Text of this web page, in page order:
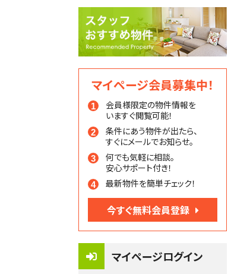
マイページ会員募集中！
会員様限定の物件情報を
いますぐ閲覧可能！
条件にあう物件が出たら、
すぐにメールでお知らせ。
何でも気軽に相談。
安心サポート付き！
最新物件を簡単チェック！
今すぐ無料会員登録
マイページログイン